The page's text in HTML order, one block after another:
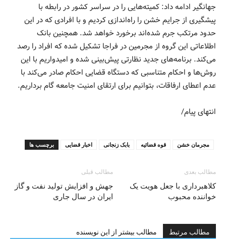
جهانگیر ادامه داد: کمیته‌هایی را در سراسر کشور در رابطه با‌
پیشگیری از جرایم خشن را راه‌اندازی کردیم و با افرادی که در این
حدود مرتکب جرم شده‌اند برخورد خواهد شد. همچنین بانک
اطلاعاتی این گروه از مجرمین در فراجا تشکیل شده که افراد را رصد
می‌کند. برنامه‌های جدید نظارتی پیش‌بینی شده و امیدواریم با این
روش‌ها و احکام متناسبی که دستگاه قضایی احکام صادر می‌کند با
عدم اعطای ارفاقات، بتوانیم برای ارتقای امنیت جامعه گام برداریم.
انتهای پیام/
برچسب ها اخبار قضایی بابک زنجانی قوه قضائیه مجرمان خشن
مطالب قبلی
جهش و افزایش تولید نفت و گاز
ایران در سال جاری
مطالب بعدی
کلاهبرداری با جعل هویت یک
خواننده محبوب
مطالب مرتبط مطالب بیشتر از این نویسنده